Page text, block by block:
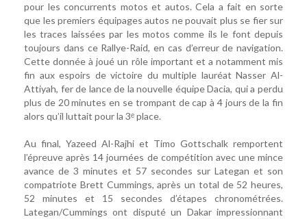
pour les concurrents motos et autos. Cela a fait en sorte
que les premiers équipages autos ne pouvait plus se fier sur
les traces laissées par les motos comme ils le font depuis
toujours dans ce Rallye-Raid, en cas d’erreur de navigation.
Cette donnée à joué un rôle important et a notamment mis
fin aux espoirs de victoire du multiple lauréat Nasser Al-
Attiyah, fer de lance de la nouvelle équipe Dacia, qui a perdu
plus de 20 minutes en se trompant de cap à 4 jours de la fin
alors qu’il luttait pour la 3ᵉ place.
Au final, Yazeed Al-Rajhi et Timo Gottschalk remportent
l’épreuve après 14 journées de compétition avec une mince
avance de 3 minutes et 57 secondes sur Lategan et son
compatriote Brett Cummings, après un total de 52 heures,
52 minutes et 15 secondes d’étapes chronométrées.
Lategan/Cummings ont disputé un Dakar impressionnant